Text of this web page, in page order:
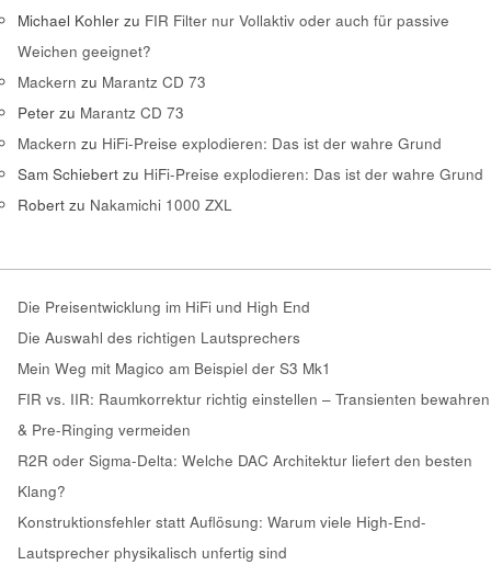
Michael Kohler zu FIR Filter nur Vollaktiv oder auch für passive
Weichen geeignet?
Mackern zu Marantz CD 73
Peter zu Marantz CD 73
Mackern zu HiFi-Preise explodieren: Das ist der wahre Grund
Sam Schiebert zu HiFi-Preise explodieren: Das ist der wahre Grund
Robert zu Nakamichi 1000 ZXL
Die Preisentwicklung im HiFi und High End
Die Auswahl des richtigen Lautsprechers
Mein Weg mit Magico am Beispiel der S3 Mk1
FIR vs. IIR: Raumkorrektur richtig einstellen – Transienten bewahren
& Pre-Ringing vermeiden
R2R oder Sigma-Delta: Welche DAC Architektur liefert den besten
Klang?
Konstruktionsfehler statt Auflösung: Warum viele High-End-
Lautsprecher physikalisch unfertig sind